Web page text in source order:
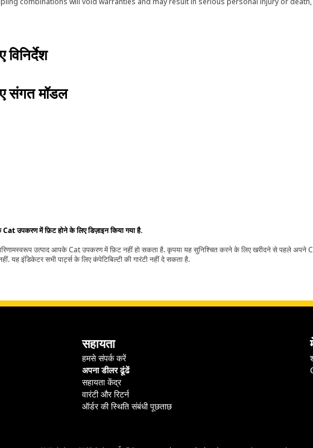
संगत मॉडल
उपकरण में फ़िट होने के लिए डिज़ाइन किया गया है.
उत्पाद आपके Cat उपकरण में फ़िट नहीं हो सकता है. कृपया यह सुनिश्चित करने के लिए खरीदने से पहले अपने
यह इंडिकेटर सभी पार्ट्स के लिए कंपेटिबिल्टी की गारंटी नहीं दे सकता है.
सहायता
हमसे संपर्क करें
अपना डीलर ढूंढें
सहायता केंद्र
वारंटी और रिटर्न
ऑर्डर की स्थिति संबंधी पूछताछ